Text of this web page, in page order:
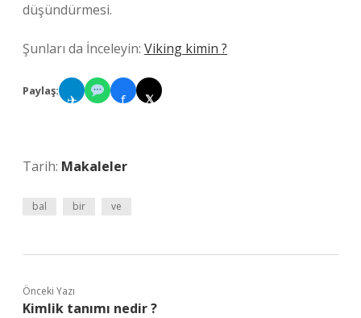
düşündürmesi.
Şunları da İnceleyin: Viking kimin ?
Paylaş:
✈ f 𝕏
Tarih: Makaleler
bal bir ve
Önceki Yazı
Kimlik tanımı nedir ?